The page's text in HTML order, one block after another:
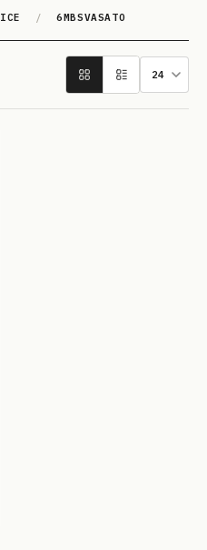
/ 6MBSVASATO
ai preferiti